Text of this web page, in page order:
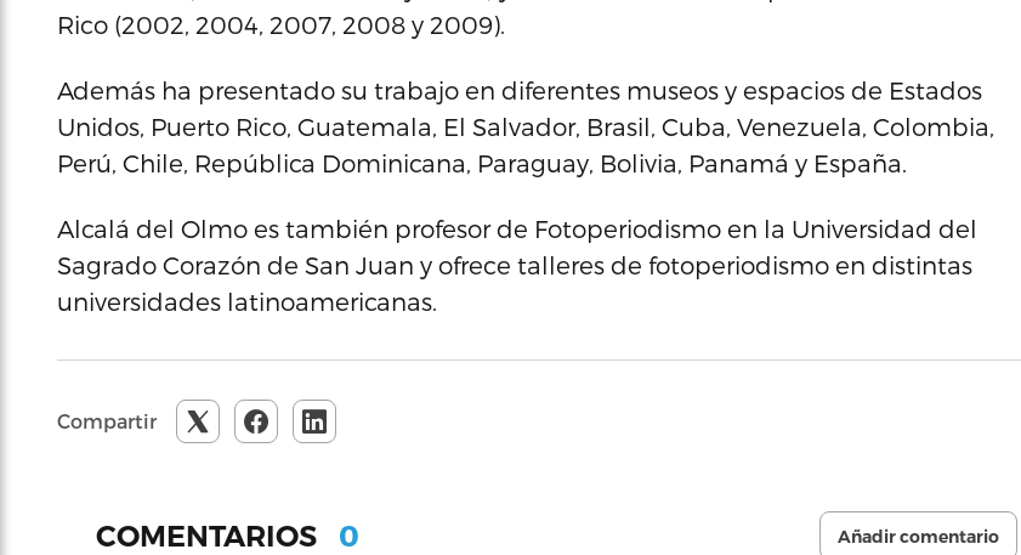
Rico (2002, 2004, 2007, 2008 y 2009).
Además ha presentado su trabajo en diferentes museos y espacios de Estados
Unidos, Puerto Rico, Guatemala, El Salvador, Brasil, Cuba, Venezuela, Colombia,
Perú, Chile, República Dominicana, Paraguay, Bolivia, Panamá y España.
Alcalá del Olmo es también profesor de Fotoperiodismo en la Universidad del
Sagrado Corazón de San Juan y ofrece talleres de fotoperiodismo en distintas
universidades latinoamericanas.
Compartir
COMENTARIOS 0 Añadir comentario